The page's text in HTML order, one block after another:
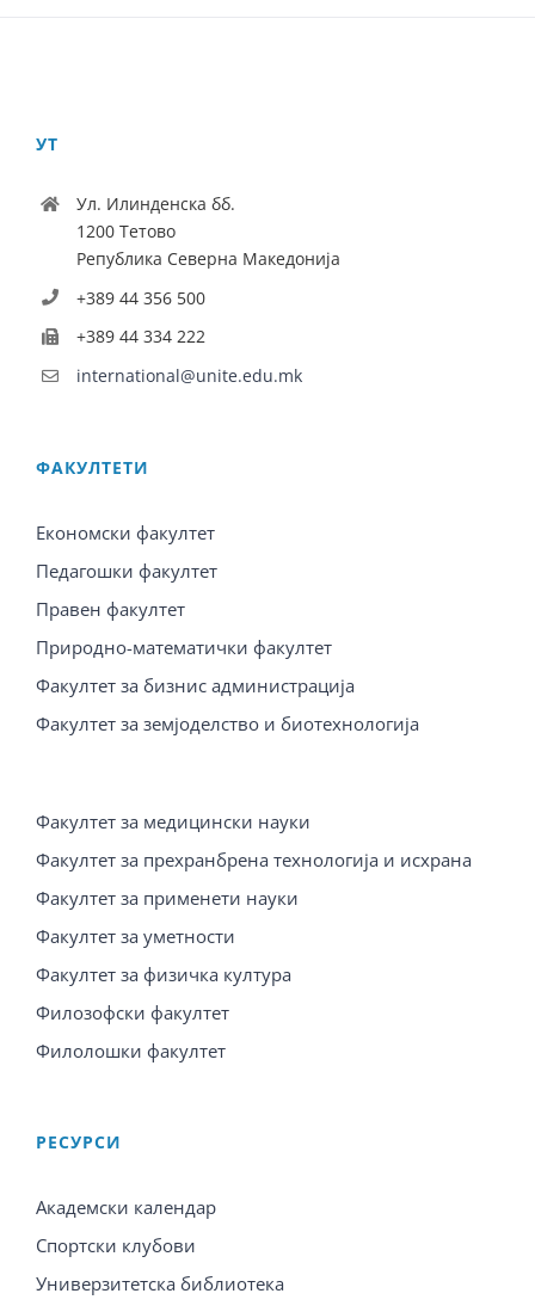
УТ
Ул. Илинденска бб.
1200 Тетово
Република Северна Македонија
+389 44 356 500
+389 44 334 222
international@unite.edu.mk
ФАКУЛТЕТИ
Економски факултет
Педагошки факултет
Правен факултет
Природно-математички факултет
Факултет за бизнис администрација
Факултет за земјоделство и биотехнологија
Факултет за медицински науки
Факултет за прехранбрена технологија и исхрана
Факултет за применети науки
Факултет за уметности
Факултет за физичка култура
Филозофски факултет
Филолошки факултет
PЕСУРСИ
Академски календар
Спортски клубови
Универзитетска библиотека